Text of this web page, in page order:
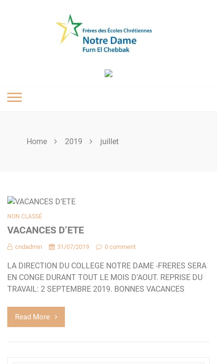
Home 2019 juillet
NON CLASSÉ
VACANCES D’ETE
cndadmin 31/07/2019 0 comment
LA DIRECTION DU COLLEGE NOTRE DAME -FRERES SERA
EN CONGE DURANT TOUT LE MOIS D’AOUT. REPRISE DU
TRAVAIL: 2 SEPTEMBRE 2019. BONNES VACANCES
Read More